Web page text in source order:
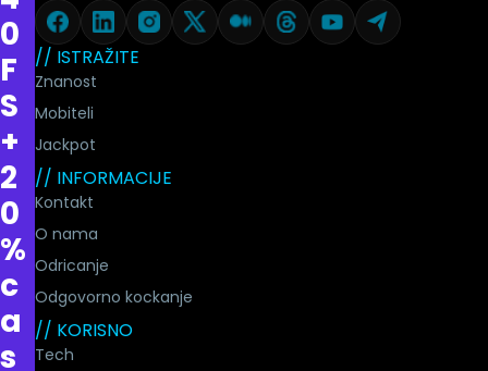
0
F
S
+
2
0
%
c
a
s
// ISTRAŽITE
Znanost
Mobiteli
Jackpot
// INFORMACIJE
Kontakt
O nama
Odricanje
Odgovorno kockanje
// KORISNO
Tech